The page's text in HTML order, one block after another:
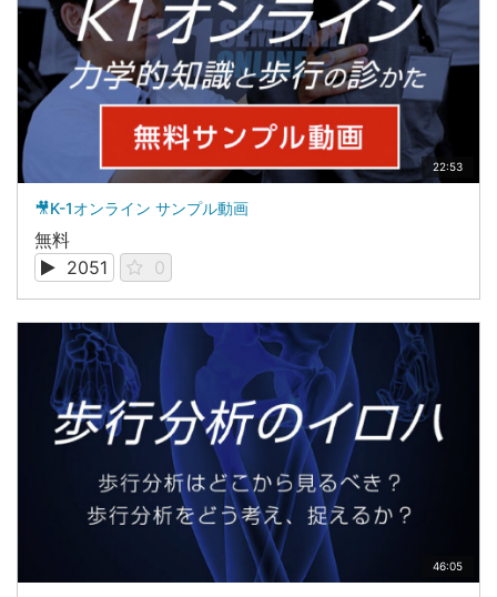
22:53
🎥K-1オンライン サンプル動画
無料
2051
0
46:05